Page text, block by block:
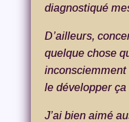
diagnostiqué
D’ailleurs,
quelque chose
inconsciemment
le développer
J’ai bien aimé